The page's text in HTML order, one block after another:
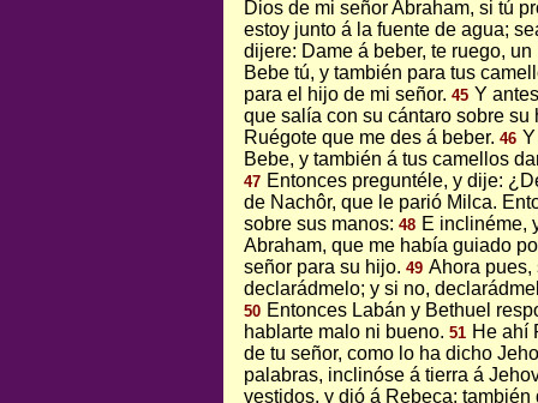
Dios de mi señor Abraham, si tú
estoy junto á la fuente de agua;
dijere: Dame á beber, te ruego,
Bebe tú, y también para tus
para el hijo de mi señor. 45 Y
que salía con su cántaro sobre
Ruégote que me des á beber. 46
Bebe, y también á tus camellos
47 Entonces preguntéle, y dije:
de Nachôr, que le parió Milca.
sobre sus manos: 48 E inclinéme,
Abraham, que me había guiado
señor para su hijo. 49 Ahora pues,
declarádmelo; y si no,
50 Entonces Labán y Bethuel
hablarte malo ni bueno. 51 He ahí
de tu señor, como lo ha dicho
palabras, inclinóse á tierra á
vestidos, y dió á Rebeca: